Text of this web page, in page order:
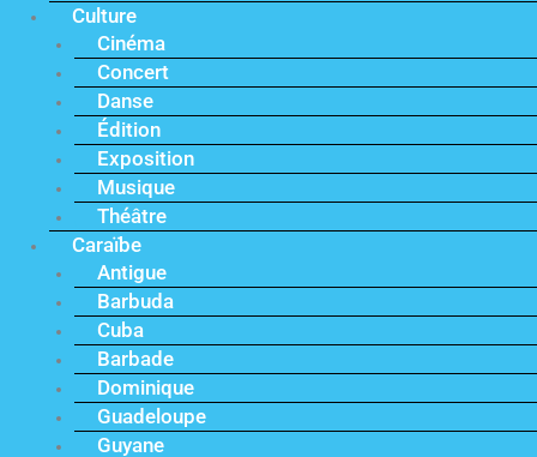
Culture
Cinéma
Concert
Danse
Édition
Exposition
Musique
Théâtre
Caraïbe
Antigue
Barbuda
Cuba
Barbade
Dominique
Guadeloupe
Guyane